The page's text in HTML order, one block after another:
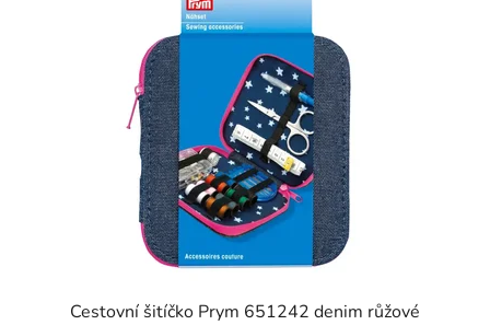
Cestovní šitíčko Prym 651242 denim růžové